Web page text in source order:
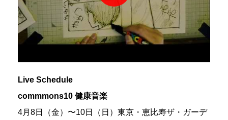
Live Schedule
commmons10 健康音楽
4月8日（金）〜10日（日）東京・恵比寿ザ・ガーデ